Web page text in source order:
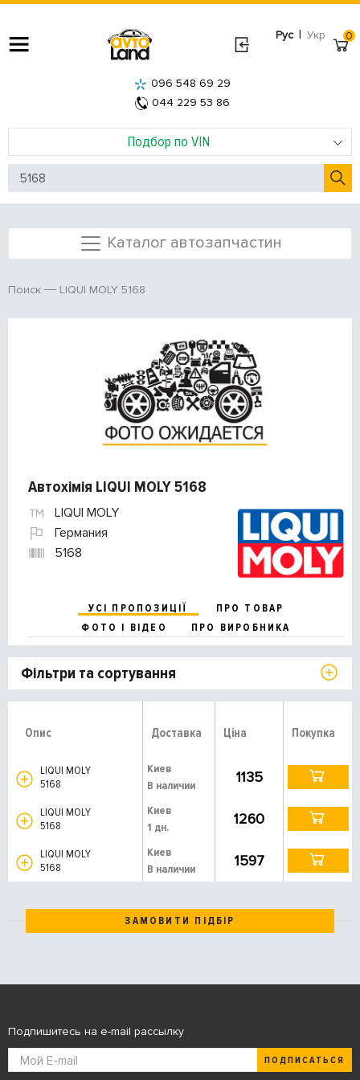
Рус | Укр
Подбор по VIN
096 548 69 29
044 229 53 86
0
Каталог автозапчастин
Поиск LIQUI MOLY 5168
Автохімія LIQUI MOLY 5168
LIQUI MOLY
Германия
5168
УСІ ПРОПОЗИЦІЇ
ПРО ТОВАР
ФОТО І ВІДЕО
ПРО ВИРОБНИКА
Фільтри та сортування
Опис Доставка Ціна Покупка
LIQUI MOLY
5168
Киев
В наличии
1135
LIQUI MOLY
5168
Киев
1 дн.
1260
LIQUI MOLY
5168
Киев
В наличии
1597
ЗАМОВИТИ ПІДБІР
Подпишитесь на e-mail рассылку
ПОДПИСАТЬСЯ